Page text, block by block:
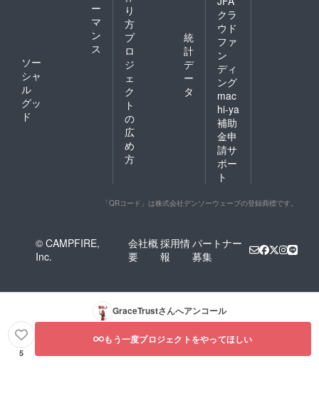
ー
マ
ン
ス
ソー
シャ
ル
グッ
ド
り
方
プ
ロ
ジ
ェ
ク
ト
の
広
め
方
統
計
デ
ー
タ
クラ
ウド
ファ
ン
ディ
ング
mac
hi-ya
補助
金申
請サ
ポー
ト
「QRコード」は株式会社デンソーウェーブの登録商標です。
© CAMPFIRE,
Inc.
会社概
要
採用情
報
パートナー
募集
GraceTrustさんへアンコール
5
もう一度プロジェクトをやってほしい